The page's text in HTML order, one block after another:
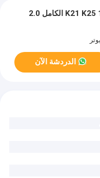
نيسان رافعة شوكية K21 K25 11040 - FY501 الكامل 2.0
الدردشة الآن